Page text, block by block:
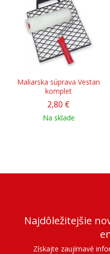
Maliarska súprava Vestan
komplet
2,80 €
Na sklade
Najdôležitejšie
Získajte zaujímavé